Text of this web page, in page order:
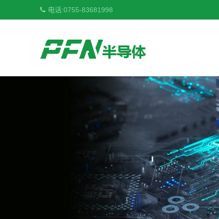
电话:0755-83681998